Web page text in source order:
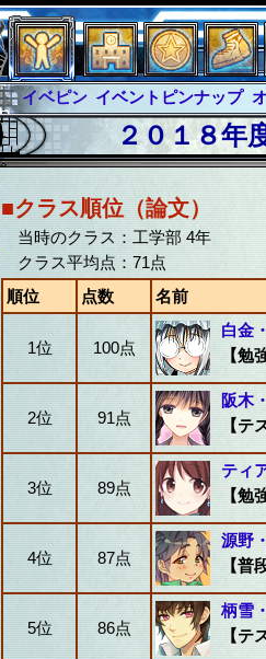
イベントピンナップ オフ会 グ
グラシャ・ラボラス
グローバル
サイキックハーツ サイキックハ
シュラウド ソロモン
ファイナル
アブソーバー
イベピン
２０１８年
■クラス順位（論文）
当時のクラス：工学部 4年
クラス平均点：71点
順位
点数 名前
1位 100点
白金
【勉
2位 91点
阪木
【テ
3位 89点
ティ
【勉
4位 87点
源野
【普
5位 86点
柄雪
【テ